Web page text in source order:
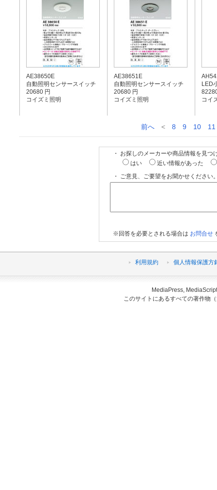
AE38650E
自動照明センサースイッチ
20680 円
コイズミ照明
AE38651E
自動照明センサースイッチ
20680 円
コイズミ照明
LED
コイ
前へ < 8 9 10 11
・ お探しのメーカーや商品情報を見つ
はい
近い情報があった
・ ご意見、ご要望をお聞かせください
※回答を必要とされる場合は お問合せ
利用規約 個人情報保護方
MediaPress,
このサイトにあるすべての著作物